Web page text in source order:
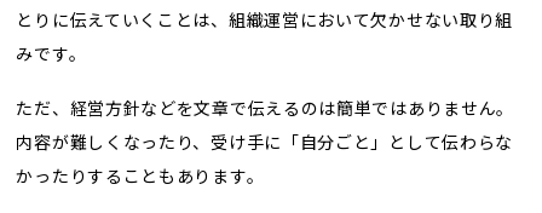
とりに伝えていくことは、組織運営において欠かせない取り組
みです。
ただ、経営方針などを文章で伝えるのは簡単ではありません。
内容が難しくなったり、受け手に「自分ごと」として伝わらな
かったりすることもあります。